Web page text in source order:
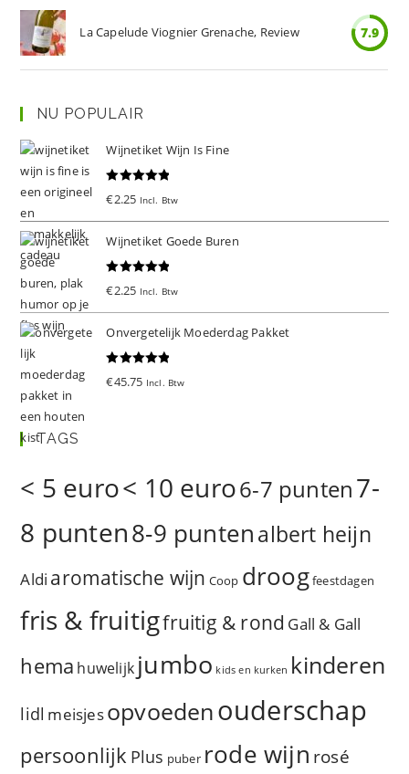
La Capelude Viognier Grenache, Review 7.9
NU POPULAIR
Wijnetiket Wijn Is Fine
€2.25 Incl. Btw
Wijnetiket Goede Buren
€2.25 Incl. Btw
Onvergetelijk Moederdag Pakket
€45.75 Incl. Btw
TAGS
< 5 euro< 10 euro6-7 punten7-
8 punten8-9 puntenalbert heijn
Aldi aromatische wijn Coop droogfeestdagen
fris & fruitigfruitig & rond Gall & Gall
hema huwelijk jumbo kids en kurken kinderen
lidl meisjesopvoedenouderschap
persoonlijk Plus puber rode wijn rosé